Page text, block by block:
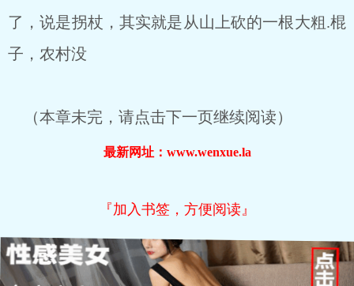
了，说是拐杖，其实就是从山上砍的一根大粗.棍
子，农村没
（本章未完，请点击下一页继续阅读）
最新网址：www.wenxue.la
『加入书签，方便阅读』